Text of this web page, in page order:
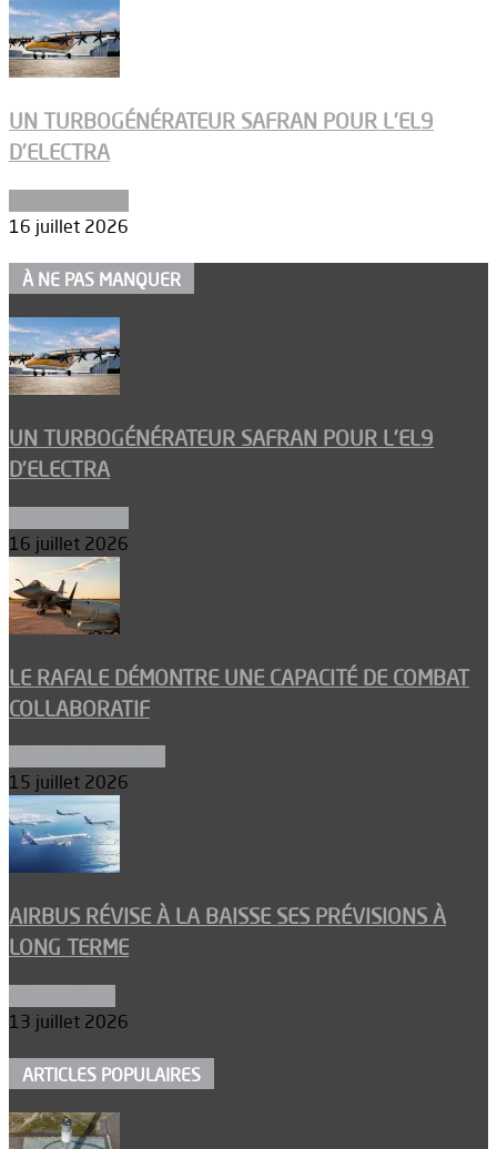
UN TURBOGÉNÉRATEUR SAFRAN POUR L’EL9
D’ELECTRA
16 juillet 2026
À NE PAS MANQUER
UN TURBOGÉNÉRATEUR SAFRAN POUR L’EL9
D’ELECTRA
16 juillet 2026
LE RAFALE DÉMONTRE UNE CAPACITÉ DE COMBAT
COLLABORATIF
15 juillet 2026
AIRBUS RÉVISE À LA BAISSE SES PRÉVISIONS À
LONG TERME
13 juillet 2026
ARTICLES POPULAIRES